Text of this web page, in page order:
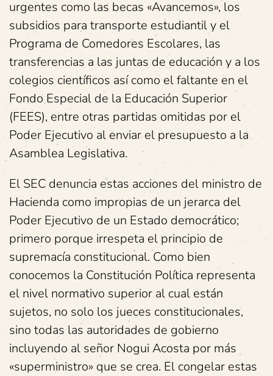
urgentes como las becas «Avancemos», los
subsidios para transporte estudiantil y el
Programa de Comedores Escolares, las
transferencias a las juntas de educación y a los
colegios científicos así como el faltante en el
Fondo Especial de la Educación Superior
(FEES), entre otras partidas omitidas por el
Poder Ejecutivo al enviar el presupuesto a la
Asamblea Legislativa.
El SEC denuncia estas acciones del ministro de
Hacienda como impropias de un jerarca del
Poder Ejecutivo de un Estado democrático;
primero porque irrespeta el principio de
supremacía constitucional. Como bien
conocemos la Constitución Política representa
el nivel normativo superior al cual están
sujetos, no solo los jueces constitucionales,
sino todas las autoridades de gobierno
incluyendo al señor Nogui Acosta por más
«superministro» que se crea. El congelar estas